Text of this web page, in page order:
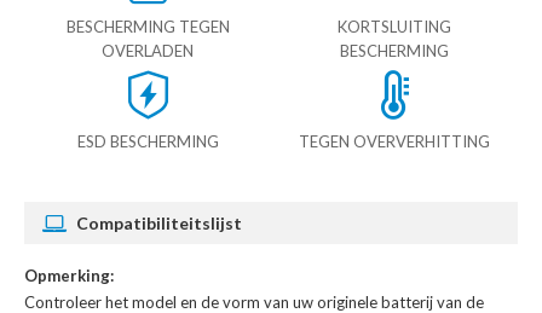
BESCHERMING TEGEN
OVERLADEN
KORTSLUITING
BESCHERMING
ESD BESCHERMING TEGEN OVERVERHITTING
Compatibiliteitslijst
Opmerking:
Controleer het model en de vorm van uw originele batterij van de